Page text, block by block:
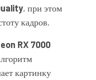
, при этом
кадров.
RX 7000
картинку